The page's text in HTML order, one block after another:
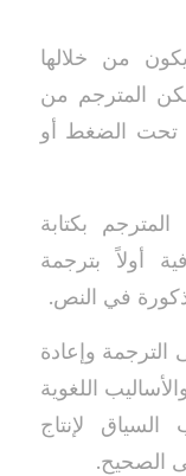
من خلالها
المترجم من
تحت الضغط أو
بكتابة
أولاً بترجمة
في النص.
الترجمة وإعادة
اللغوية
لإنتاج
الصحيح.